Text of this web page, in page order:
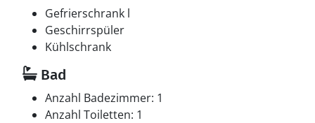
Gefrierschrank l
Geschirrspüler
Kühlschrank
Bad
Anzahl Badezimmer: 1
Anzahl Toiletten: 1